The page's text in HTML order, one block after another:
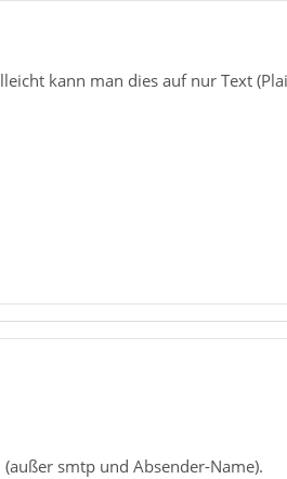
kann man dies auf nur Text
smtp und Absender-Name).